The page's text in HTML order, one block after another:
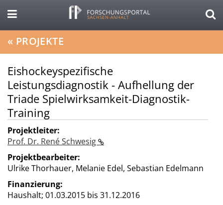
« PROJEKTE
Eishockeyspezifische
Leistungsdiagnostik - Aufhellung der
Triade Spielwirksamkeit-Diagnostik-
Training
Projektleiter:
Prof. Dr. René Schwesig
Projektbearbeiter:
Ulrike Thorhauer, Melanie Edel, Sebastian Edelmann
Finanzierung:
Haushalt; 01.03.2015 bis 31.12.2016